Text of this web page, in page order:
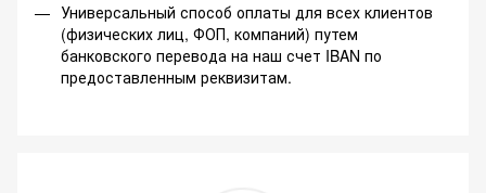
Универсальный способ оплаты для всех клиентов
(физических лиц, ФОП, компаний) путем
банковского перевода на наш счет IBAN по
предоставленным реквизитам.